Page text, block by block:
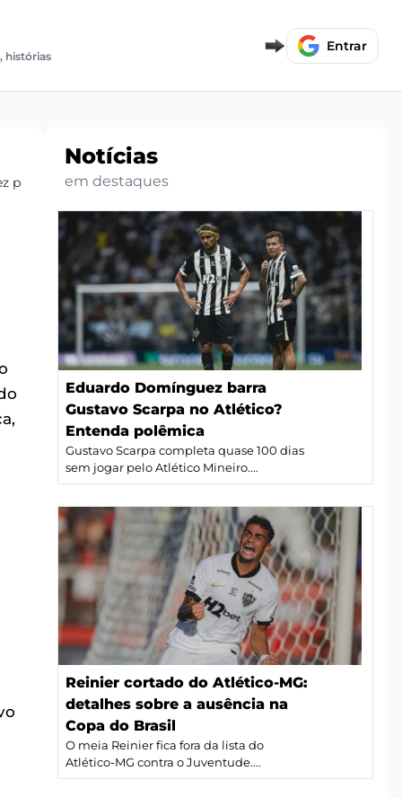
histórias
Entrar
para Próximos Jogos
Notícias
em destaques
Eduardo Domínguez barra
Gustavo Scarpa no Atlético?
Entenda polêmica
Gustavo Scarpa completa quase 100 dias
sem jogar pelo Atlético Mineiro....
Reinier cortado do Atlético-MG:
detalhes sobre a ausência na
Copa do Brasil
O meia Reinier fica fora da lista do
Atlético-MG contra o Juventude....